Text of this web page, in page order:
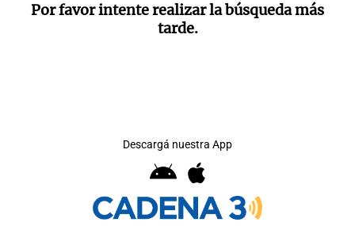
Por favor intente realizar la búsqueda más
tarde.
Descargá nuestra App